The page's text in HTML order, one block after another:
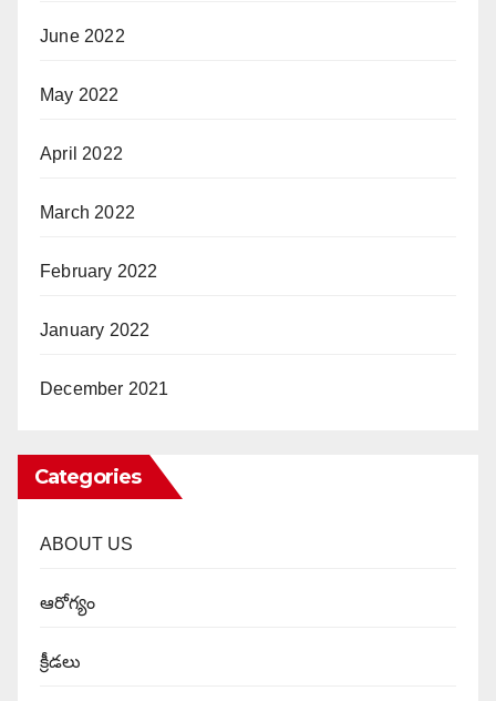
June 2022
May 2022
April 2022
March 2022
February 2022
January 2022
December 2021
Categories
ABOUT US
ఆరోగ్యం
క్రీడలు